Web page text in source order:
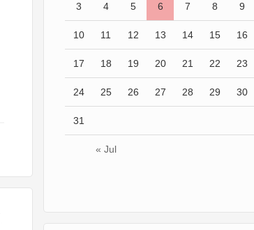
« Jul
3 4 5 6 7 8 9
10 11 12 13 14 15 16
17 18 19 20 21 22 23
24 25 26 27 28 29 30
31